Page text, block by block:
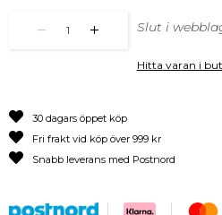
1 Slut i
Hitta varan i
30 dagars öppet köp
Fri frakt vid köp över 999 kr
Snabb leverans med Postnord